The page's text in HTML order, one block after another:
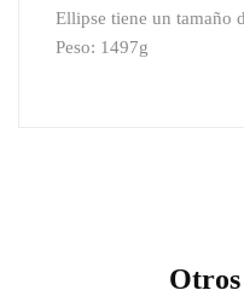
Ellipse tiene un tamaño
Peso: 1497g